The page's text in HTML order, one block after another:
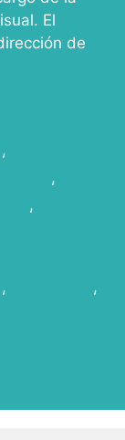
El
de
,
,
,
,
,